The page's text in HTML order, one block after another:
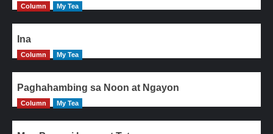
Column My Tea
Ina
Column My Tea
Paghahambing sa Noon at Ngayon
Column My Tea